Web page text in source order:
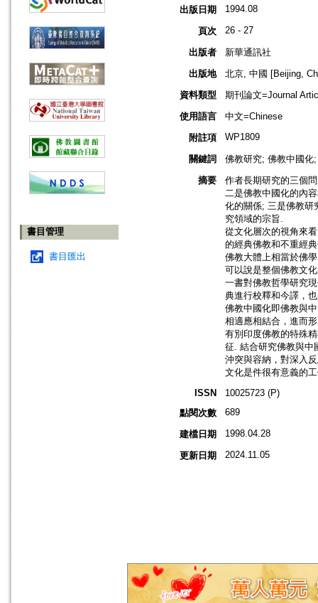
書目管理
書目匯出
出版日期 1994.08
頁次 26 - 27
出版者
新華通訊社
出版地
北京, 中國 [Beijing,
資料類型
期刊論文=Journal
使用語言
中文=Chinese
附註項
WP1809
關鍵詞
佛教研究; 佛教中國化
摘要
作者長期研究的三個
二是佛教中國化的內
化的關係; 三是佛教研
究領域的宗旨.
從文化層次的視角來
的經典佛教和不重經
佛教大體上相當於佛
可以說是整個佛教文
一書對佛教哲學研究
典進行校釋和今譯，
佛教中國化即佛教與
相適應相結合，進而
有別印度佛教的特殊
征. 結合研究佛教與中
沖突與容納，對深入
文化是件很有意義的
ISSN
10025723 (P)
點閱次數
689
建檔日期 1998.04.28
更新日期 2024.11.05